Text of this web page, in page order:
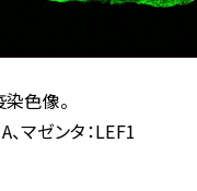
色像。
マゼンタ：LEF1